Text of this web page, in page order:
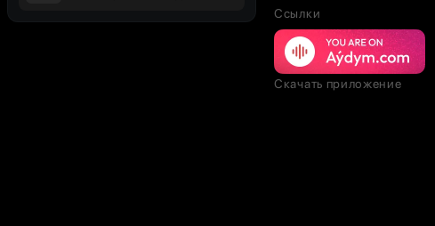
Ссылки
Скачать приложение